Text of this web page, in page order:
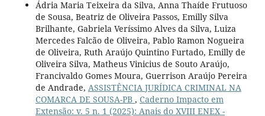
Ádria Maria Teixeira da Silva, Anna Thaíde Frutuoso
de Sousa, Beatriz de Oliveira Passos, Emilly Silva
Brilhante, Gabriela Veríssimo Alves da Silva, Luiza
Mercedes Falcão de Oliveira, Pablo Ramon Nogueira
de Oliveira, Ruth Araújo Quintino Furtado, Emilly de
Oliveira Silva, Matheus Vinicius de Souto Araújo,
Francivaldo Gomes Moura, Guerrison Araújo Pereira
de Andrade, ASSISTÊNCIA JURÍDICA CRIMINAL NA
COMARCA DE SOUSA-PB , Caderno Impacto em
Extensão: v. 5 n. 1 (2025): Anais do XVIII ENEX -